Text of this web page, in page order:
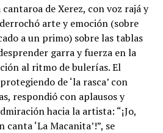
de Xerez, con voz rajá y
arte y emoción (sobre
a un primo) sobre las tablas
garra y fuerza en la
al ritmo de bulerías. El
de ‘la rasca’ con
respondió con aplausos y
hacia la artista: “¡Jo,
canta ‘La Macanita’!”, se